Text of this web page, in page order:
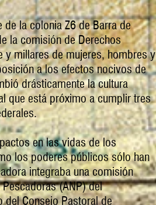
la colonia Z6 de Barra de
la comisión de Derechos
y millares de mujeres, hombres y
a los efectos nocivos de
drásticamente la cultura
que está próximo a cumplir tres
en las vidas de los
los poderes públicos sólo han
integraba una comisión
(ANP) del
Consejo Pastoral de